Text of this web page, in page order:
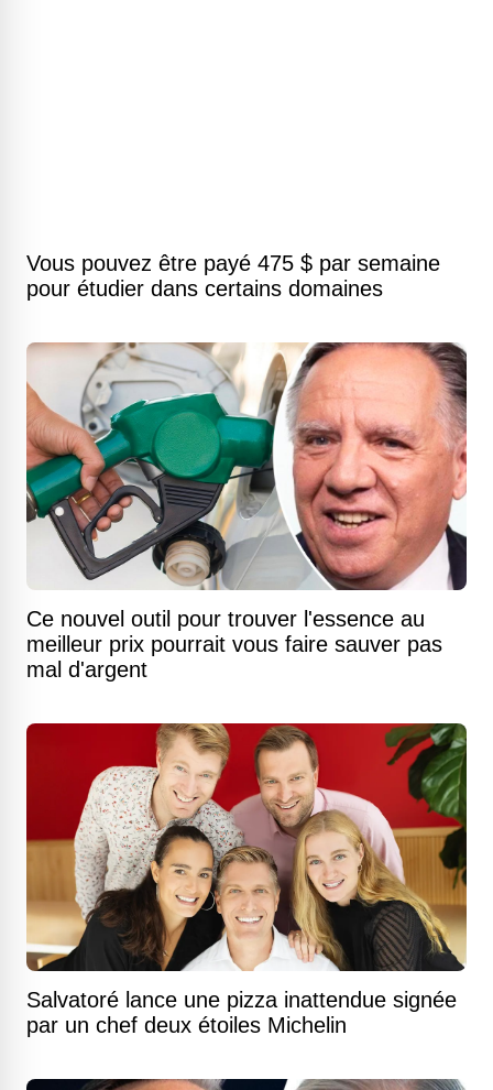
Vous pouvez être payé 475 $ par semaine
pour étudier dans certains domaines
Ce nouvel outil pour trouver l'essence au
meilleur prix pourrait vous faire sauver pas
mal d'argent
Salvatoré lance une pizza inattendue signée
par un chef deux étoiles Michelin